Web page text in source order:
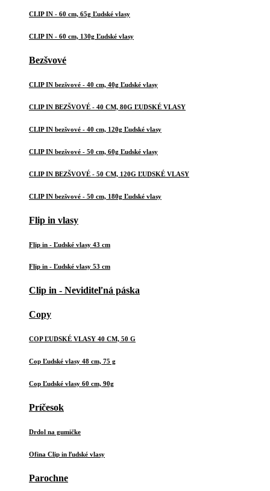
CLIP IN - 60 cm, 65g Ľudské vlasy
CLIP IN - 60 cm, 130g Ľudské vlasy
Bezšvové
CLIP IN bezšvové - 40 cm, 40g Ľudské vlasy
CLIP IN BEZŠVOVÉ - 40 CM, 80G ĽUDSKÉ VLASY
CLIP IN bezšvové - 40 cm, 120g Ľudské vlasy
CLIP IN bezšvové - 50 cm, 60g Ľudské vlasy
CLIP IN BEZŠVOVÉ - 50 CM, 120G ĽUDSKÉ VLASY
CLIP IN bezšvové - 50 cm, 180g Ľudské vlasy
Flip in vlasy
Flip in - Ľudské vlasy 43 cm
Flip in - Ľudské vlasy 53 cm
Clip in - Neviditeľná páska
Copy
COP ĽUDSKÉ VLASY 40 CM, 50 G
Cop Ľudské vlasy 48 cm, 75 g
Cop Ľudské vlasy 60 cm, 90g
Príčesok
Drdol na gumičke
Ofina Clip in ľudské vlasy
Parochne